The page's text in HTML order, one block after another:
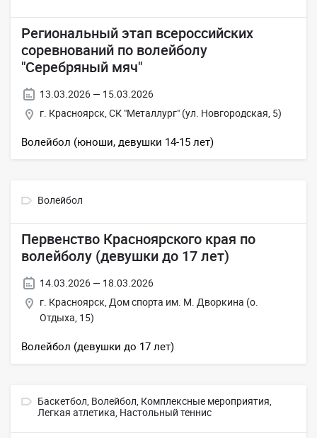
Региональный этап всероссийских
соревнований по волейболу
"Серебряный мяч"
13.03.2026 — 15.03.2026
г. Красноярск, СК "Металлург" (ул. Новгородская, 5)
Волейбол (юноши, девушки 14-15 лет)
Волейбол
Первенство Красноярского края по
волейболу (девушки до 17 лет)
14.03.2026 — 18.03.2026
г. Красноярск, Дом спорта им. М. Дворкина (о.
Отдыха, 15)
Волейбол (девушки до 17 лет)
Баскетбол, Волейбол, Комплексные мероприятия,
Легкая атлетика, Настольный теннис